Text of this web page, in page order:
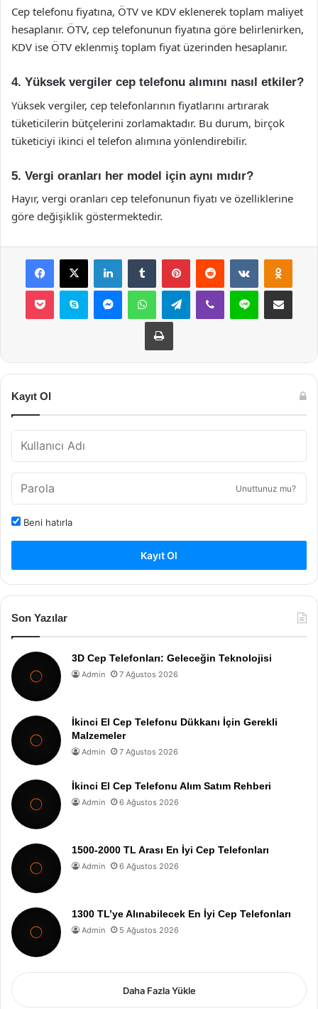
Cep telefonu fiyatına, ÖTV ve KDV eklenerek toplam maliyet
hesaplanır. ÖTV, cep telefonunun fiyatına göre belirlenirken,
KDV ise ÖTV eklenmiş toplam fiyat üzerinden hesaplanır.
4. Yüksek vergiler cep telefonu alımını nasıl etkiler?
Yüksek vergiler, cep telefonlarının fiyatlarını artırarak
tüketicilerin bütçelerini zorlamaktadır. Bu durum, birçok
tüketiciyi ikinci el telefon alımına yönlendirebilir.
5. Vergi oranları her model için aynı mıdır?
Hayır, vergi oranları cep telefonunun fiyatı ve özelliklerine
göre değişiklik göstermektedir.
Facebook
X LinkedInTumblr PinterestReddit VKontakte
Pocket Skype MessengerWhatsAppTelegramViber Line E-Posta ile
Yazdır
Kayıt Ol
Unuttunuz mu?
Beni hatırla
Kayıt Ol
Son Yazılar
3D Cep Telefonları: Geleceğin Teknolojisi
Admin 7 Ağustos 2026
İkinci El Cep Telefonu Dükkanı İçin Gerekli
Malzemeler
Admin 7 Ağustos 2026
İkinci El Cep Telefonu Alım Satım Rehberi
Admin 6 Ağustos 2026
1500-2000 TL Arası En İyi Cep Telefonları
Admin 6 Ağustos 2026
1300 TL’ye Alınabilecek En İyi Cep Telefonları
Admin 5 Ağustos 2026
Daha Fazla Yükle